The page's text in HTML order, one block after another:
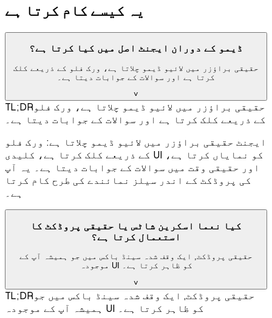
یہ کیسے کام کرتا ہے
ڈیمو کے دوران ایجنٹ اصل میں کیا کرتا ہے؟
حقیقی براؤزر میں لائیو ڈیمو چلاتا ہے، ورک فلو کے ذریعے کلک
کرتا ہے اور سوالات کے جوابات دیتا ہے۔
˅
TL;DRحقیقی براؤزر میں لائیو ڈیمو چلاتا ہے، ورک فلو
کے ذریعے کلک کرتا ہے اور سوالات کے جوابات دیتا ہے۔
ایجنٹ حقیقی براؤزر میں لائیو ڈیمو چلاتا ہے: ورک فلو
کے ذریعے کلک کرتا ہے، کلیدی UI کو نمایاں کرتا ہے،
اور حقیقی وقت میں سوالات کے جوابات دیتا ہے۔ یہ آپ
کی پروڈکٹ کے اندر سیلز نمائندے کی طرح کام کرتا
ہے۔
کیا نعما اسکرین شاٹس یا حقیقی پروڈکٹ کا
استعمال کرتا ہے؟
حقیقی پروڈکٹ, ایک وقف شدہ سینڈ باکس میں جو ہمیشہ آپ کے
موجودہ UI کو ظاہر کرتا ہے۔
˅
TL;DRحقیقی پروڈکٹ, ایک وقف شدہ سینڈ باکس میں جو
ہمیشہ آپ کے موجودہ UI کو ظاہر کرتا ہے۔